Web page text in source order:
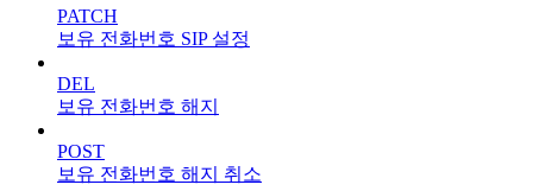
PATCH
보유 전화번호 SIP 설정
DEL
보유 전화번호 해지
POST
보유 전화번호 해지 취소